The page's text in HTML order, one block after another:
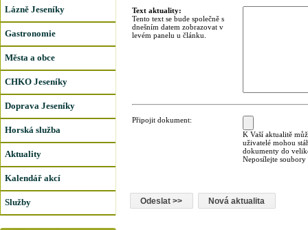
Lázně Jeseníky
Gastronomie
Města a obce
CHKO Jeseníky
Doprava Jeseníky
Horská služba
Aktuality
Kalendář akcí
Služby
Text aktuality:
Tento text se bude společně s
dnešním datem zobrazovat v
levém panelu u článku.
Připojit dokument:
K Vaší aktualitě
uživatelé mohou
dokumenty do
Neposílejte